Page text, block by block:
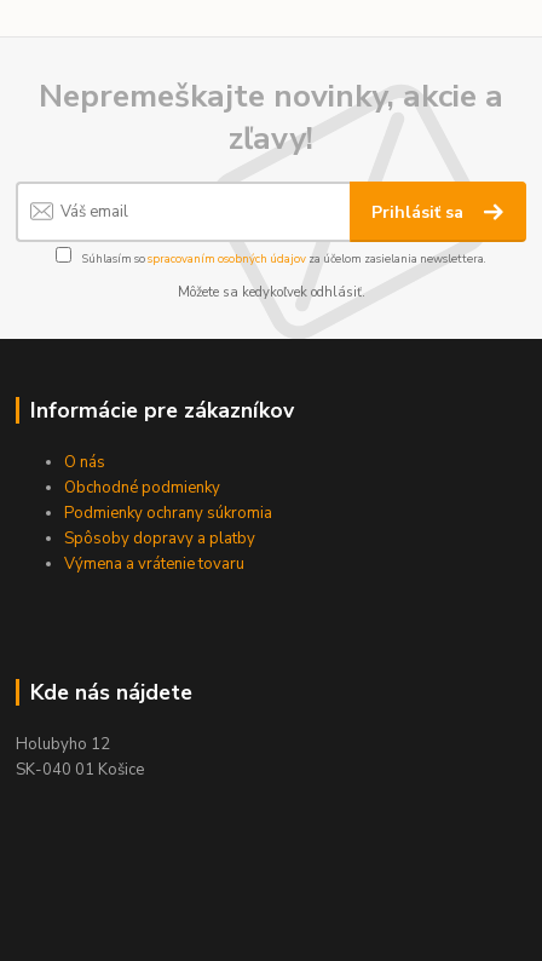
Nepremeškajte novinky, akcie a
zľavy!
Prihlásiť sa
Súhlasím sospracovaním osobných údajov za účelom zasielania newslettera.
Môžete sa kedykoľvek odhlásiť.
Informácie pre zákazníkov
O nás
Obchodné podmienky
Podmienky ochrany súkromia
Spôsoby dopravy a platby
Výmena a vrátenie tovaru
Kde nás nájdete
Holubyho 12
SK-040 01 Košice